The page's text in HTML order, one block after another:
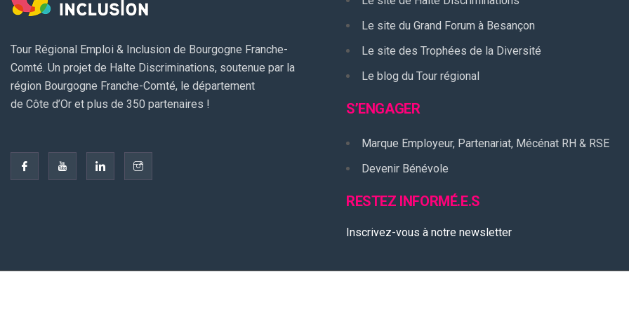
Tour Régional Emploi & Inclusion de Bourgogne Franche-
Comté. Un projet de Halte Discriminations, soutenue par la
région Bourgogne Franche-Comté, le département
de Côte d’Or et plus de 350 partenaires !
Le site du Grand Forum à Besançon
Le site des Trophées de la Diversité
Le blog du Tour régional
S’ENGAGER
Marque Employeur, Partenariat, Mécénat RH & RSE
Devenir Bénévole
RESTEZ INFORMÉ.E.S
Inscrivez-vous à notre newsletter